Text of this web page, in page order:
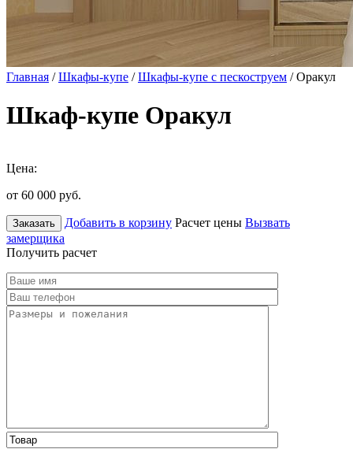
Главная /Шкафы-купе /Шкафы-купе с пескоструем / Оракул
Шкаф-купе Оракул
Цена:
от 60 000 руб.
Заказать Добавить в корзину Расчет цены Вызвать
замерщика
Получить расчет